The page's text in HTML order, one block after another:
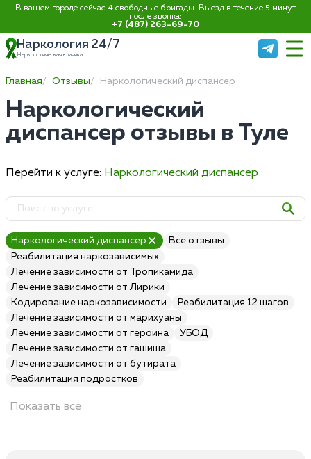
В вашем городе сейчас 4 свободные бригады. Выезд в течение 5 минут
после звонка:
+7 (487) 263-69-70
Наркология 24/7
Наркологическая клиника
Главная Отзывы Наркологический диспансер
Наркологический
диспансер отзывы в Туле
Перейти к услуге: Наркологический диспансер
Наркологический диспансер
Все отзывы
Реабилитация наркозависимых
Лечение зависимости от Тропикамида
Лечение зависимости от Лирики
Кодирование наркозависимости
Реабилитация 12 шагов
Лечение зависимости от марихуаны
Лечение зависимости от героина
УБОД
Лечение зависимости от гашиша
Лечение зависимости от бутирата
Реабилитация подростков
Показать все